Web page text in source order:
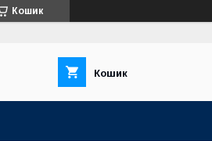
Кошик
Кошик